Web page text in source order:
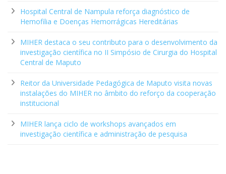
Hospital Central de Nampula reforça diagnóstico de
Hemofilia e Doenças Hemorrágicas Hereditárias
MIHER destaca o seu contributo para o desenvolvimento da
investigação científica no II Simpósio de Cirurgia do Hospital
Central de Maputo
Reitor da Universidade Pedagógica de Maputo visita novas
instalações do MIHER no âmbito do reforço da cooperação
institucional
MIHER lança ciclo de workshops avançados em
investigação científica e administração de pesquisa